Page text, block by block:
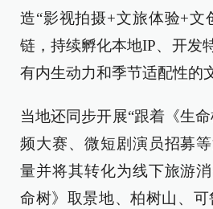
造“影视拍摄+文旅体验+文
链，持续孵化本地IP、开发
有内生动力和季节适配性的
当地还同步开展“跟着《生
频大赛、微短剧演员招募
量并将其转化为线下旅游
命树》取景地、柏树山、